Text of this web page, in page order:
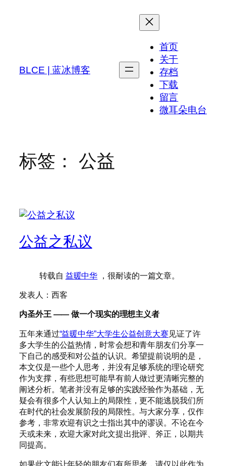
BLCE | 蓝冰博客
首页
关于
存档
下载
留言
微耳朵电台
标签： 公益
公益之私议
转载自 益暖中华 ，很耐读的一篇文章。
发表人：西客
内圣外王 —— 做一个现实的理想主义者
五年来通过“益暖中华”大学生公益创意大赛 见证了许
多大学生的公益热情，时常会想和青年朋友们分享一
下自己的感受和对公益的认识。希望提前说明的是，
本文仅是一些个人思考，并没有足够系统的理论研究
作为支撑，有些思想可能早有前人做过更清晰完整的
阐述分析。笔者并没有足够的实践经验作为基础，无
疑会有很多个人认知上的局限性，更不能逃脱我们所
在时代的社会发展阶段的局限性。与大家分享，仅作
参考，非常欢迎有识之士指出其中的谬误。不论在今
天或未来，欢迎大家对此文提出批评、斧正，以期共
同提高。
如果此文能让年轻的朋友们有所思考，请仅以此作为